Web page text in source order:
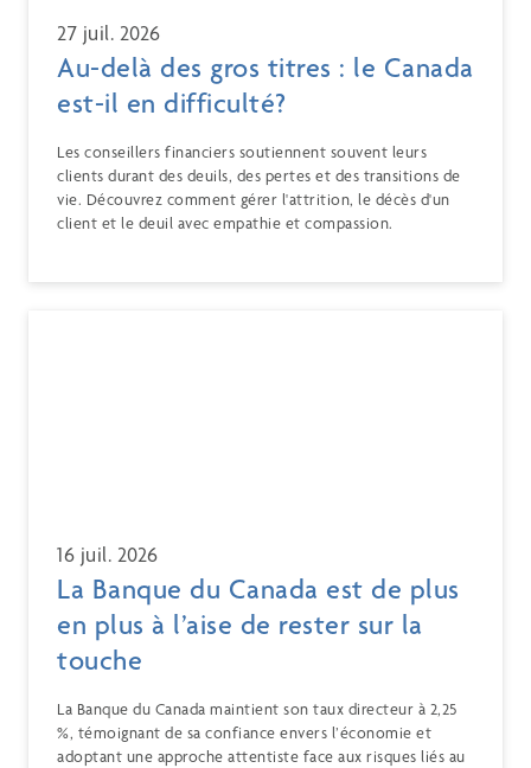
27 juil. 2026
Au-delà des gros titres : le Canada
est-il en difficulté?
Les conseillers financiers soutiennent souvent leurs
clients durant des deuils, des pertes et des transitions de
vie. Découvrez comment gérer l'attrition, le décès d'un
client et le deuil avec empathie et compassion.
16 juil. 2026
La Banque du Canada est de plus
en plus à l’aise de rester sur la
touche
La Banque du Canada maintient son taux directeur à 2,25
%, témoignant de sa confiance envers l’économie et
adoptant une approche attentiste face aux risques liés au